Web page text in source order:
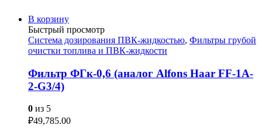
В корзину
Быстрый просмотр
Система дозирования ПВК-жидкостью, Фильтры грубой
очистки топлива и ПВК-жидкости
Фильтр ФГк-0,6 (аналог Alfons Haar FF-1A-
2-G3/4)
0 из 5
₽49,785.00